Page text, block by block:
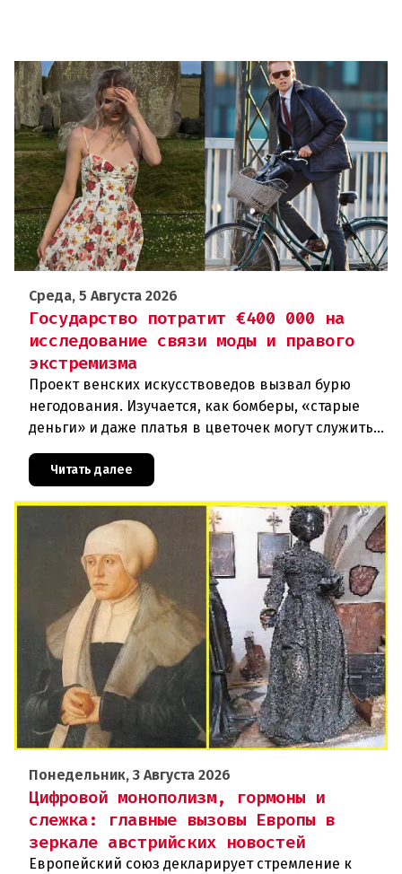
Среда, 5 Августа 2026
Государство потратит €400 000 на
исследование связи моды и правого
экстремизма
Проект венских искусствоведов вызвал бурю
негодования. Изучается, как бомберы, «старые
деньги» и даже платья в цветочек могут служить
инструментом пропаганды. Оппоненты требуют
ответа от министра наук
Читать далее
Понедельник, 3 Августа 2026
Цифровой монополизм, гормоны и
слежка: главные вызовы Европы в
зеркале австрийских новостей
Европейский союз декларирует стремление к